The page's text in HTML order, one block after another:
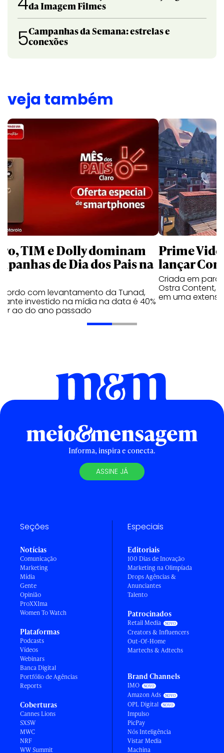
da Imagem Filmes
5Campanhas da Semana: estrelas e
conexões
veja também
TIM e Dolly dominam
de Dia dos Pais na
com levantamento da Tunad,
investido na mídia na data é 40%
ao do ano passado
Prime
lançar
Criada em
Ostra Content,
em uma
Informa, inspira e conecta.
ASSINE JÁ
Seções
Notícias
Comunicação
Marketing
Mídia
Gente
Opinião
ProXXIma
Women To Watch
Plataformas
Podcasts
Vídeos
Webinars
Banca Digital
Portfólio de Agências
Reports
Coberturas
Cannes Lions
SXSW
MWC
NRF
WW Summit
Especiais
Editoriais
100 Dias de Inovação
Marketing na Olimpíada
Drops Agências &
Anunciantes
Talento
Patrocinados
Retail Media
Creators & Influencers
Out-Of-Home
Martechs & Adtechs
Brand Channels
IMO
Amazon Ads
OPL Digital
Impulso
PicPay
Nós Inteligência
Vistar Media
Machina